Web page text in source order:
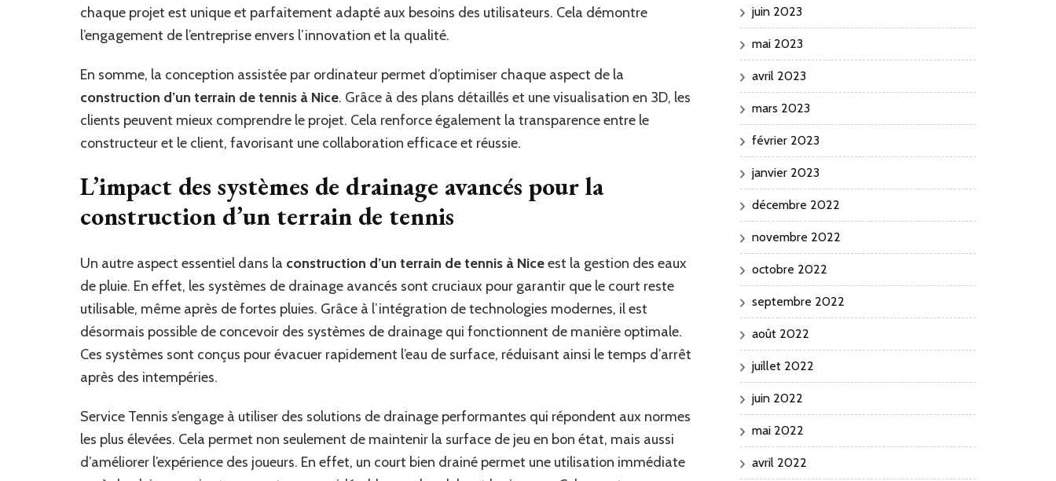
chaque projet est unique et parfaitement adapté aux besoins des utilisateurs. Cela démontre
l’engagement de l’entreprise envers l’innovation et la qualité.
En somme, la conception assistée par ordinateur permet d’optimiser chaque aspect de la
construction d’un terrain de tennis à Nice. Grâce à des plans détaillés et une visualisation en 3D, les
clients peuvent mieux comprendre le projet. Cela renforce également la transparence entre le
constructeur et le client, favorisant une collaboration efficace et réussie.
L’impact des systèmes de drainage avancés pour la
construction d’un terrain de tennis
Un autre aspect essentiel dans la construction d’un terrain de tennis à Niceest la gestion des eaux
de pluie. En effet, les systèmes de drainage avancés sont cruciaux pour garantir que le court reste
utilisable, même après de fortes pluies. Grâce à l’intégration de technologies modernes, il est
désormais possible de concevoir des systèmes de drainage qui fonctionnent de manière optimale.
Ces systèmes sont conçus pour évacuer rapidement l’eau de surface, réduisant ainsi le temps d’arrêt
après des intempéries.
Service Tennis s’engage à utiliser des solutions de drainage performantes qui répondent aux normes
les plus élevées. Cela permet non seulement de maintenir la surface de jeu en bon état, mais aussi
d’améliorer l’expérience des joueurs. En effet, un court bien drainé permet une utilisation immédiate
juin 2023
mai 2023
avril 2023
mars 2023
février 2023
janvier 2023
décembre 2022
novembre 2022
octobre 2022
septembre 2022
août 2022
juillet 2022
juin 2022
mai 2022
avril 2022